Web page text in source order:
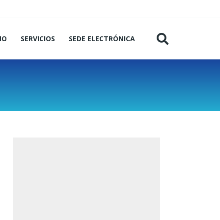
SERVICIOS SEDE ELECTRÓNICA